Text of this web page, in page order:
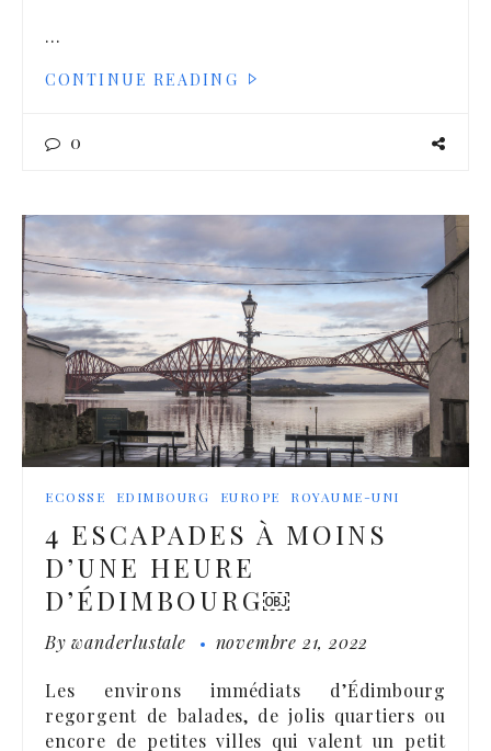
…
CONTINUE READING
0
ECOSSE EDIMBOURG EUROPE ROYAUME-UNI
4 ESCAPADES À MOINS
D’UNE HEURE
D’ÉDIMBOURG￼
Bywanderlustale novembre 21, 2022
Les environs immédiats d’Édimbourg
regorgent de balades, de jolis quartiers ou
encore de petites villes qui valent un petit